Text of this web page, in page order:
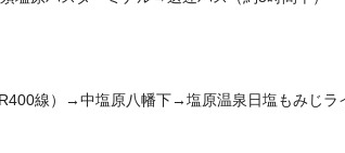
線）→中塩原八幡下→塩原温泉日塩もみじラ